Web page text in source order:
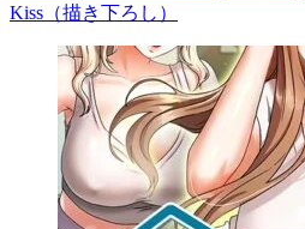
Kiss（描き下ろし）